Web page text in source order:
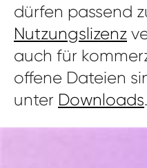
dürfen passend
Nutzungslizenz
auch für
offene Dateien
unter Downloads.